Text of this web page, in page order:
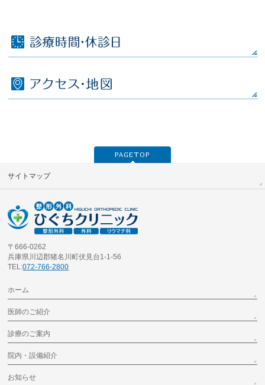
PAGETOP
サイトマップ
〒666-0262
兵庫県川辺郡猪名川町伏見台1-1-56
TEL:072-766-2800
ホーム
医師のご紹介
診療のご案内
院内・設備紹介
お知らせ